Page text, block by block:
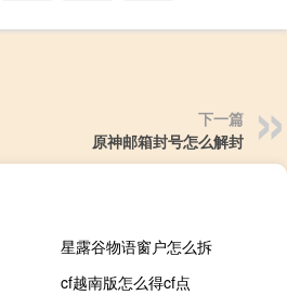
下一篇
原神邮箱封号怎么解封
星露谷物语窗户怎么拆
cf越南版怎么得cf点